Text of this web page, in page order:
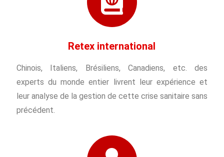
Retex international
Chinois, Italiens, Brésiliens, Canadiens, etc. des
experts du monde entier livrent leur expérience et
leur analyse de la gestion de cette crise sanitaire sans
précédent.